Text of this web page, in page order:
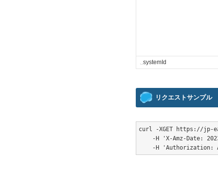
␣systemId
リクエストサンプル
curl -XGET https://jp-
-H 'X-Amz-Date: